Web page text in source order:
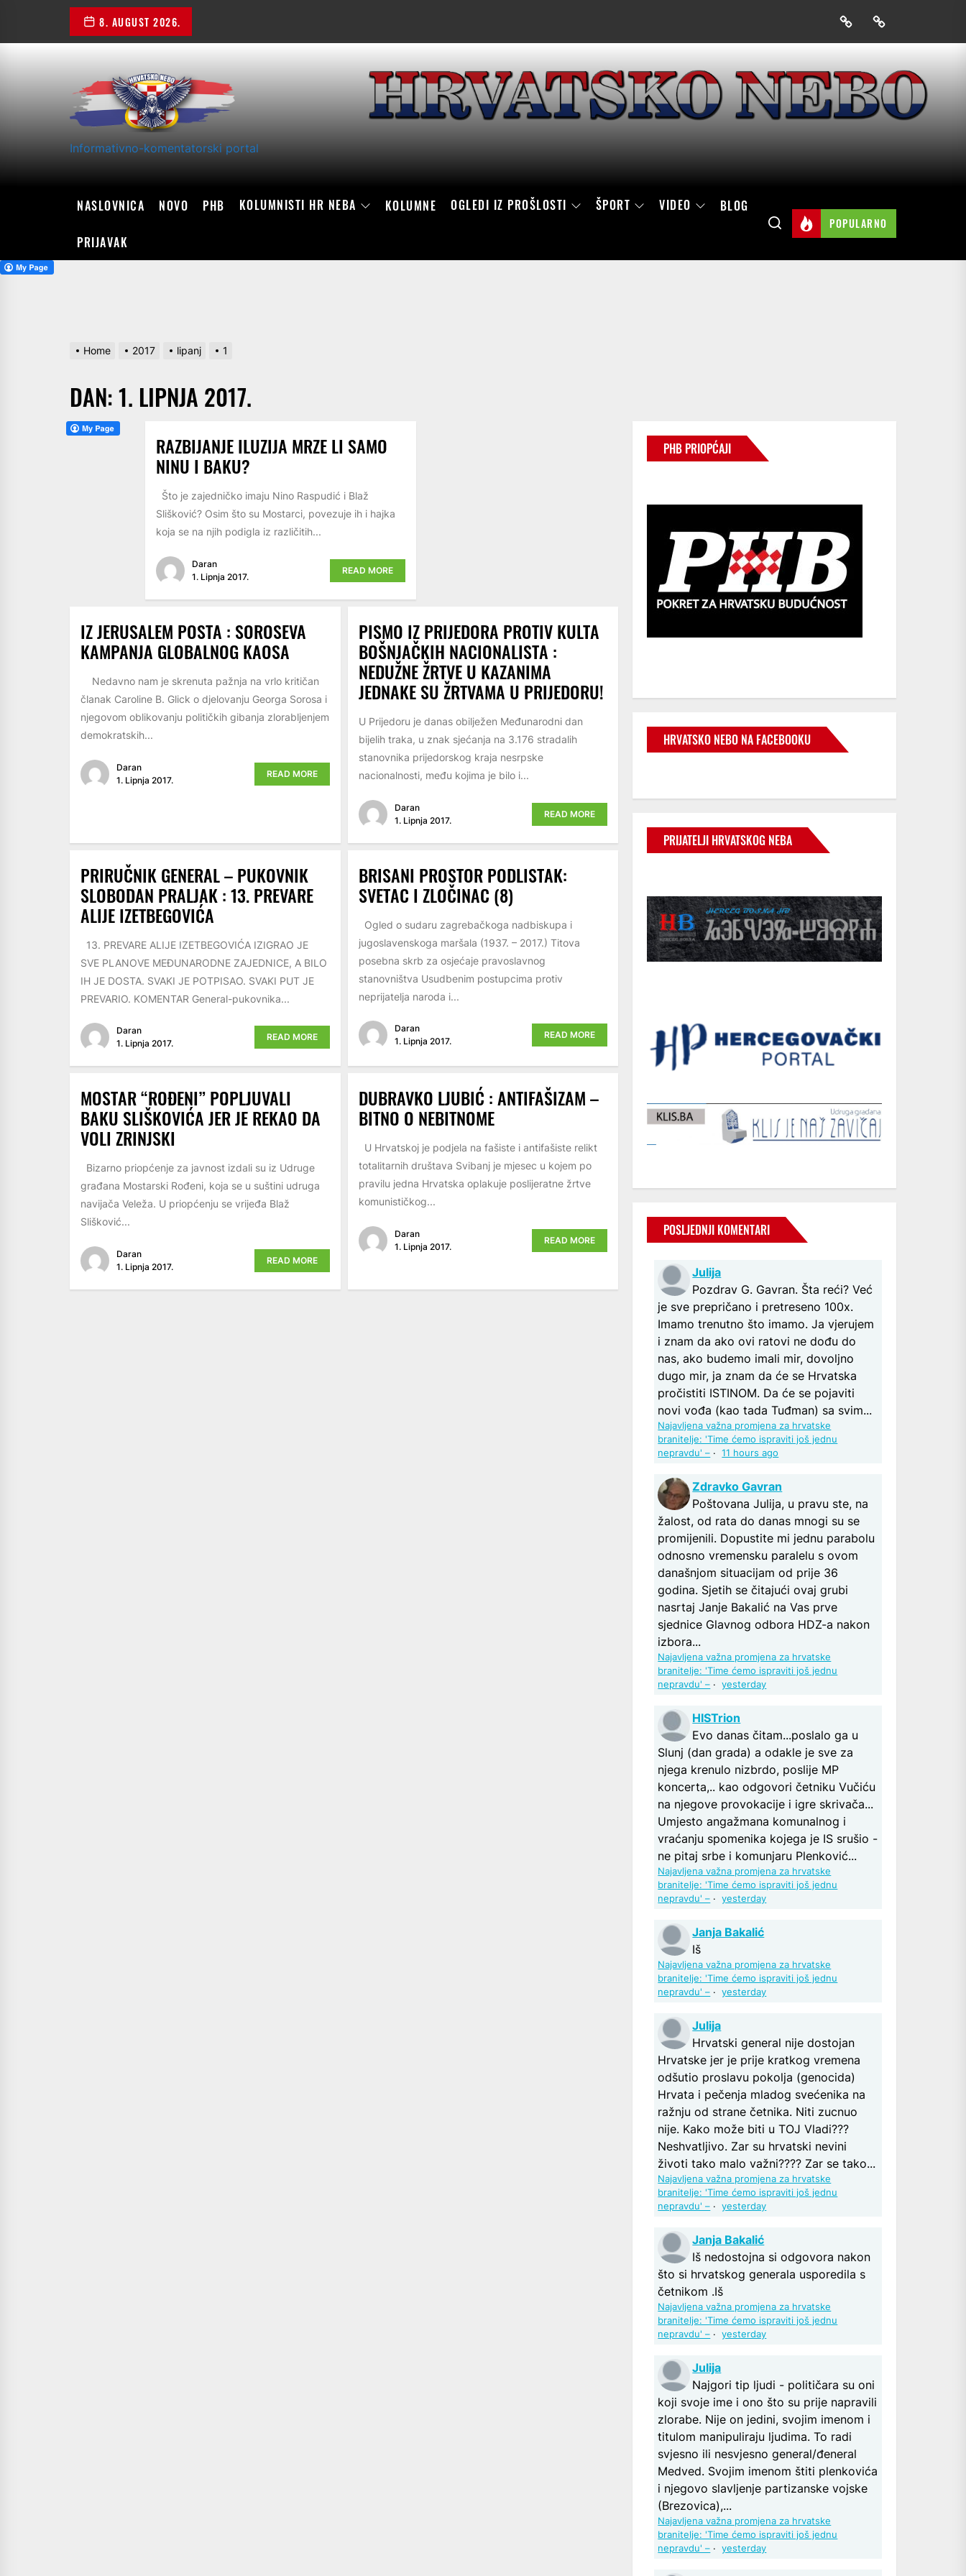
the
8. AUGUST 2026. PrijavakSkini
mobilnu
Hrvatskog
neba
Informativno-komentatorski portal
NASLOVNICA NOVO PHB KOLUMNISTI HR NEBA KOLUMNE OGLEDI IZ PROŠLOSTI ŠPORT VIDEO BLOG
PRIJAVAK
POPULARNO
Home 2017 lipanj 1
DAN:1. LIPNJA 2017.
RAZBIJANJE ILUZIJA MRZE LI SAMO
NINU I BAKU?
Što je zajedničko imaju Nino Raspudić i Blaž
Slišković? Osim što su Mostarci, povezuje ih i hajka
koja se na njih podigla iz različitih...
Daran
1. Lipnja 2017.
READ MORE
IZ JERUSALEM POSTA : SOROSEVA
KAMPANJA GLOBALNOG KAOSA
Nedavno nam je skrenuta pažnja na vrlo kritičan
članak Caroline B. Glick o djelovanju Georga Sorosa i
njegovom oblikovanju političkih gibanja zlorabljenjem
demokratskih...
Daran
1. Lipnja 2017.
READ MORE
PISMO IZ PRIJEDORA PROTIV KULTA
BOŠNJAČKIH NACIONALISTA :
NEDUŽNE ŽRTVE U KAZANIMA
JEDNAKE SU ŽRTVAMA U PRIJEDORU!
U Prijedoru je danas obilježen Međunarodni dan
bijelih traka, u znak sjećanja na 3.176 stradalih
stanovnika prijedorskog kraja nesrpske
nacionalnosti, među kojima je bilo i...
Daran
1. Lipnja 2017.
READ MORE
PRIRUČNIK GENERAL – PUKOVNIK
SLOBODAN PRALJAK : 13. PREVARE
ALIJE IZETBEGOVIĆA
13. PREVARE ALIJE IZETBEGOVIĆA IZIGRAO JE
SVE PLANOVE MEĐUNARODNE ZAJEDNICE, A BILO
IH JE DOSTA. SVAKI JE POTPISAO. SVAKI PUT JE
PREVARIO. KOMENTAR General-pukovnika...
Daran
1. Lipnja 2017.
READ MORE
BRISANI PROSTOR PODLISTAK:
SVETAC I ZLOČINAC (8)
Ogled o sudaru zagrebačkoga nadbiskupa i
jugoslavenskoga maršala (1937. – 2017.) Titova
posebna skrb za osjećaje pravoslavnog
stanovništva Usudbenim postupcima protiv
neprijatelja naroda i...
Daran
1. Lipnja 2017.
READ MORE
MOSTAR “ROĐENI” POPLJUVALI
BAKU SLIŠKOVIĆA JER JE REKAO DA
VOLI ZRINJSKI
Bizarno priopćenje za javnost izdali su iz Udruge
građana Mostarski Rođeni, koja se u suštini udruga
navijača Veleža. U priopćenju se vrijeđa Blaž
Slišković...
Daran
1. Lipnja 2017.
READ MORE
DUBRAVKO LJUBIĆ : ANTIFAŠIZAM –
BITNO O NEBITNOME
U Hrvatskoj je podjela na fašiste i antifašiste relikt
totalitarnih društava Svibanj je mjesec u kojem po
pravilu jedna Hrvatska oplakuje poslijeratne žrtve
komunističkog...
Daran
1. Lipnja 2017.
READ MORE
PHB PRIOPĆAJI
HRVATSKO NEBO NA FACEBOOKU
PRIJATELJI HRVATSKOG NEBA
POSLJEDNJI KOMENTARI
Julija
Pozdrav G. Gavran. Šta reći? Već
je sve prepričano i pretreseno 100x.
Imamo trenutno što imamo. Ja vjerujem
i znam da ako ovi ratovi ne dođu do
nas, ako budemo imali mir, dovoljno
dugo mir, ja znam da će se Hrvatska
pročistiti ISTINOM. Da će se pojaviti
novi vođa (kao tada Tuđman) sa svim...
Najavljena važna promjena za hrvatske
branitelje: 'Time ćemo ispraviti još jednu
nepravdu' – ·11 hours ago
Zdravko Gavran
Poštovana Julija, u pravu ste, na
žalost, od rata do danas mnogi su se
promijenili. Dopustite mi jednu parabolu
odnosno vremensku paralelu s ovom
današnjom situacijam od prije 36
godina. Sjetih se čitajući ovaj grubi
nasrtaj Janje Bakalić na Vas prve
sjednice Glavnog odbora HDZ-a nakon
izbora...
Najavljena važna promjena za hrvatske
branitelje: 'Time ćemo ispraviti još jednu
nepravdu' – ·yesterday
HISTrion
Evo danas čitam...poslalo ga u
Slunj (dan grada) a odakle je sve za
njega krenulo nizbrdo, poslije MP
koncerta,.. kao odgovori četniku Vučiću
na njegove provokacije i igre skrivača...
Umjesto angažmana komunalnog i
vraćanju spomenika kojega je IS srušio -
ne pitaj srbe i komunjaru Plenković...
Najavljena važna promjena za hrvatske
branitelje: 'Time ćemo ispraviti još jednu
nepravdu' – ·yesterday
Janja Bakalić
Iš
Najavljena važna promjena za hrvatske
branitelje: 'Time ćemo ispraviti još jednu
nepravdu' – ·yesterday
Julija
Hrvatski general nije dostojan
Hrvatske jer je prije kratkog vremena
odšutio proslavu pokolja (genocida)
Hrvata i pečenja mladog svećenika na
ražnju od strane četnika. Niti zucnuo
nije. Kako može biti u TOJ Vladi???
Neshvatljivo. Zar su hrvatski nevini
životi tako malo važni???? Zar se tako...
Najavljena važna promjena za hrvatske
branitelje: 'Time ćemo ispraviti još jednu
nepravdu' – ·yesterday
Janja Bakalić
Iš nedostojna si odgovora nakon
što si hrvatskog generala usporedila s
četnikom .Iš
Najavljena važna promjena za hrvatske
branitelje: 'Time ćemo ispraviti još jednu
nepravdu' – ·yesterday
Julija
Najgori tip ljudi - političara su oni
koji svoje ime i ono što su prije napravili
zlorabe. Nije on jedini, svojim imenom i
titulom manipuliraju ljudima. To radi
svjesno ili nesvjesno general/đeneral
Medved. Svojim imenom štiti plenkovića
i njegovo slavljenje partizanske vojske
(Brezovica),...
Najavljena važna promjena za hrvatske
branitelje: 'Time ćemo ispraviti još jednu
nepravdu' – ·yesterday